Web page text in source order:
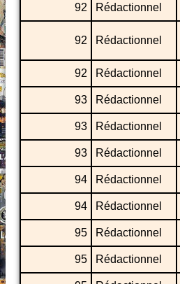
92
Rédactionnel
92 Rédactionnel
92 Rédactionnel
93 Rédactionnel
93 Rédactionnel
93 Rédactionnel
94 Rédactionnel
94 Rédactionnel
95 Rédactionnel
95 Rédactionnel